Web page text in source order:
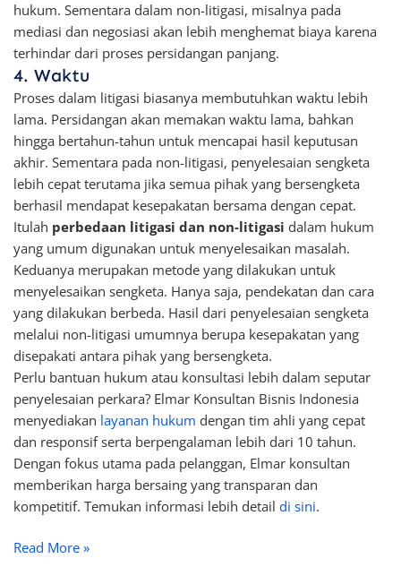
hukum. Sementara dalam non-litigasi, misalnya pada
mediasi dan negosiasi akan lebih menghemat biaya karena
terhindar dari proses persidangan panjang.
4. Waktu
Proses dalam litigasi biasanya membutuhkan waktu lebih
lama. Persidangan akan memakan waktu lama, bahkan
hingga bertahun-tahun untuk mencapai hasil keputusan
akhir. Sementara pada non-litigasi, penyelesaian sengketa
lebih cepat terutama jika semua pihak yang bersengketa
berhasil mendapat kesepakatan bersama dengan cepat.
Itulah perbedaan litigasi dan non-litigasi dalam hukum
yang umum digunakan untuk menyelesaikan masalah.
Keduanya merupakan metode yang dilakukan untuk
menyelesaikan sengketa. Hanya saja, pendekatan dan cara
yang dilakukan berbeda. Hasil dari penyelesaian sengketa
melalui non-litigasi umumnya berupa kesepakatan yang
disepakati antara pihak yang bersengketa.
Perlu bantuan hukum atau konsultasi lebih dalam seputar
penyelesaian perkara? Elmar Konsultan Bisnis Indonesia
menyediakan layanan hukum dengan tim ahli yang cepat
dan responsif serta berpengalaman lebih dari 10 tahun.
Dengan fokus utama pada pelanggan, Elmar konsultan
memberikan harga bersaing yang transparan dan
kompetitif. Temukan informasi lebih detail di sini.
Read More »